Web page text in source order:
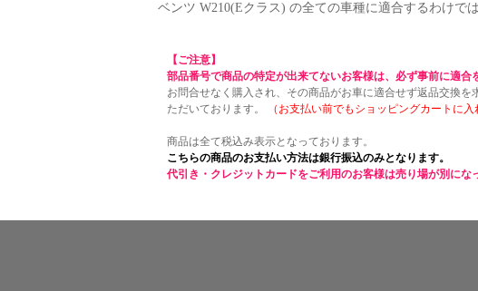
ベンツ W210(Eクラス) の全ての車種に適合するわけで
【ご注意】
部品番号で商品の特定が出来てないお客様は、必ず事前に適合
お問合せなく購入され、その商品がお車に適合せず返品交換を
ただいております。
（お支払い前でもショッピングカートに
商品は全て税込み表示となっております。
こちらの商品のお支払い方法は銀行振込のみとなります。
代引き・クレジットカードをご利用のお客様は売り場が別にな